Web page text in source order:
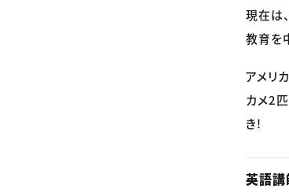
現在は
教育を
アメリ
カメ2
き!
英語講